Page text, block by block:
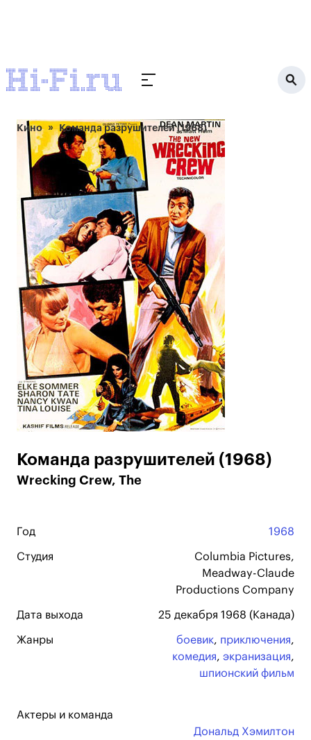
Кино Команда разрушителей (1968)
Команда разрушителей (1968)
Wrecking Crew, The
Год 1968
Студия
Columbia Pictures,
Meadway-Claude
Productions Company
Дата выхода 25 декабря 1968 (Канада)
Жанры боевик, приключения,
комедия, экранизация,
шпионский фильм
Актеры и команда
Дональд Хэмилтон